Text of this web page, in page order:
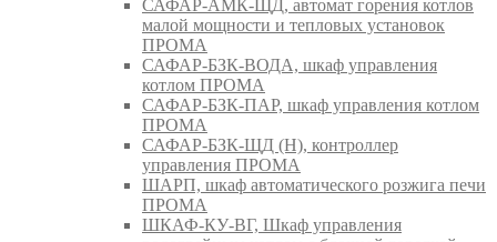
САФАР-АМК-ЩД, автомат горения котлов
малой мощности и тепловых установок
ПРОМА
САФАР-БЗК-ВОДА, шкаф управления
котлом ПРОМА
САФАР-БЗК-ПАР, шкаф управления котлом
ПРОМА
САФАР-БЗК-ЩД (Н), контроллер
управления ПРОМА
ШАРП, шкаф автоматического розжига печи
ПРОМА
ШКАФ-КУ-ВГ, Шкаф управления